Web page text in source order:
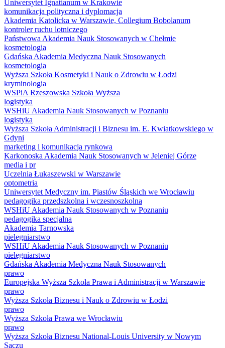
Uniwersytet Ignatianum w Krakowie
komunikacja polityczna i dyplomacja
Akademia Katolicka w Warszawie, Collegium Bobolanum
kontroler ruchu lotniczego
Państwowa Akademia Nauk Stosowanych w Chełmie
kosmetologia
Gdańska Akademia Medyczna Nauk Stosowanych
kosmetologia
Wyższa Szkoła Kosmetyki i Nauk o Zdrowiu w Łodzi
kryminologia
WSPiA Rzeszowska Szkoła Wyższa
logistyka
WSHiU Akademia Nauk Stosowanych w Poznaniu
logistyka
Wyższa Szkoła Administracji i Biznesu im. E. Kwiatkowskiego w
Gdyni
marketing i komunikacja rynkowa
Karkonoska Akademia Nauk Stosowanych w Jeleniej Górze
media i pr
Uczelnia Łukaszewski w Warszawie
optometria
Uniwersytet Medyczny im. Piastów Śląskich we Wrocławiu
pedagogika przedszkolna i wczesnoszkolna
WSHiU Akademia Nauk Stosowanych w Poznaniu
pedagogika specjalna
Akademia Tarnowska
pielęgniarstwo
WSHiU Akademia Nauk Stosowanych w Poznaniu
pielęgniarstwo
Gdańska Akademia Medyczna Nauk Stosowanych
prawo
Europejska Wyższa Szkoła Prawa i Administracji w Warszawie
prawo
Wyższa Szkoła Biznesu i Nauk o Zdrowiu w Łodzi
prawo
Wyższa Szkoła Prawa we Wrocławiu
prawo
Wyższa Szkoła Biznesu National-Louis University w Nowym
Sączu